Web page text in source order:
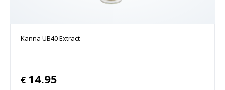
Kanna UB40 Extract
€ 14.95